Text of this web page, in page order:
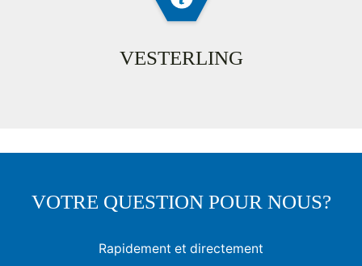
VESTERLING
VOTRE QUESTION POUR NOUS?
Rapidement et directement